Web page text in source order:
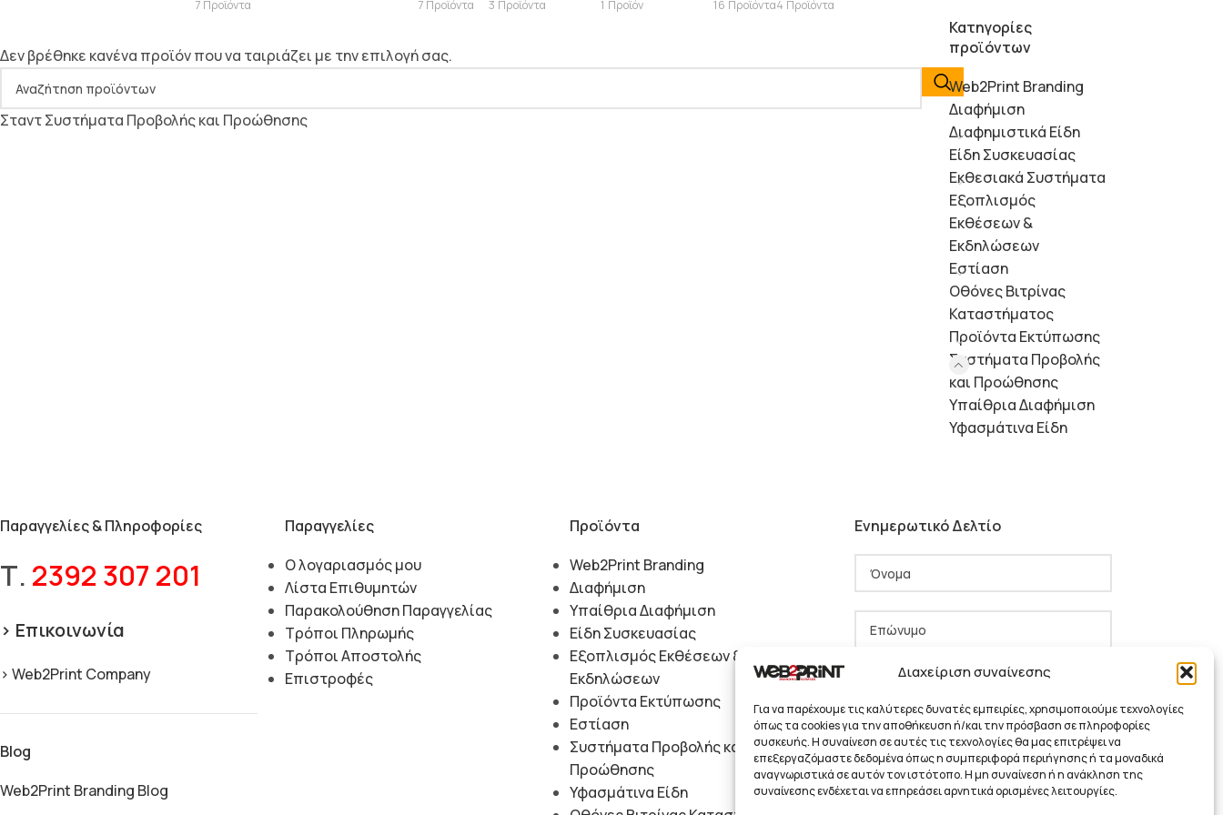
Διαχείριση συναίνεσης
Για να παρέχουμε τις καλύτερες δυνατές εμπειρίες, χρησιμοποιούμε τεχνολογίες
όπως τα cookies για την αποθήκευση ή/και την πρόσβαση σε πληροφορίες
συσκευής. Η συναίνεση σε αυτές τις τεχνολογίες θα μας επιτρέψει να
επεξεργαζόμαστε δεδομένα όπως η συμπεριφορά περιήγησης ή τα μοναδικά
αναγνωριστικά σε αυτόν τον ιστότοπο. Η μη συναίνεση ή η ανάκληση της
συναίνεσης ενδέχεται να επηρεάσει αρνητικά ορισμένες λειτουργίες.
7 Προϊόντα 7 Προϊόντα 3 Προϊόντα 1 Προϊόν 16 Προϊόντα4 Προϊόντα
Δεν βρέθηκε κανένα προϊόν που να ταιριάζει με την επιλογή σας.
Σταντ Συστήματα Προβολής και Προώθησης
Κατηγορίες
προϊόντων
Web2Print Branding
Διαφήμιση
Διαφημιστικά Είδη
Είδη Συσκευασίας
Εκθεσιακά Συστήματα
Εξοπλισμός
Εκθέσεων &
Εκδηλώσεων
Εστίαση
Οθόνες Βιτρίνας
Καταστήματος
Προϊόντα Εκτύπωσης
Συστήματα Προβολής
και Προώθησης
Υπαίθρια Διαφήμιση
Υφασμάτινα Είδη
Παραγγελίες & Πληροφορίες
Τ. 2392 307 201
> Επικοινωνία
> Web2Print Company
Blog
Web2Print Branding Blog
Παραγγελίες
Ο λογαριασμός μου
Λίστα Επιθυμητών
Παρακολούθηση Παραγγελίας
Τρόποι Πληρωμής
Τρόποι Αποστολής
Επιστροφές
Προϊόντα
Web2Print Branding
Διαφήμιση
Υπαίθρια Διαφήμιση
Είδη Συσκευασίας
Εξοπλισμός Εκθέσεων &
Εκδηλώσεων
Προϊόντα Εκτύπωσης
Εστίαση
Συστήματα Προβολής και
Προώθησης
Υφασμάτινα Είδη
Ενημερωτικό Δελτίο
Έχω διαβάσει και συμφωνώ με
τους όρους και τις προϋποθέσεις